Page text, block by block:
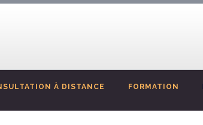
À DISTANCE FORMATION